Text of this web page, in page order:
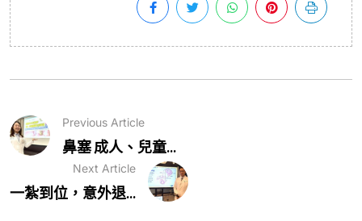
Previous Article
鼻塞 成人、兒童...
Next Article
一紮到位，意外退...